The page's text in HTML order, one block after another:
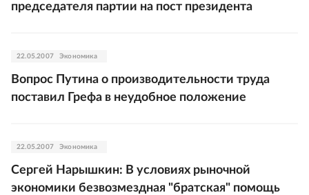
председателя партии на пост президента
22.05.2007 Экономика
Вопрос Путина о производительности труда
поставил Грефа в неудобное положение
22.05.2007 Экономика
Сергей Нарышкин: В условиях рыночной
экономики безвозмездная "братская" помощь